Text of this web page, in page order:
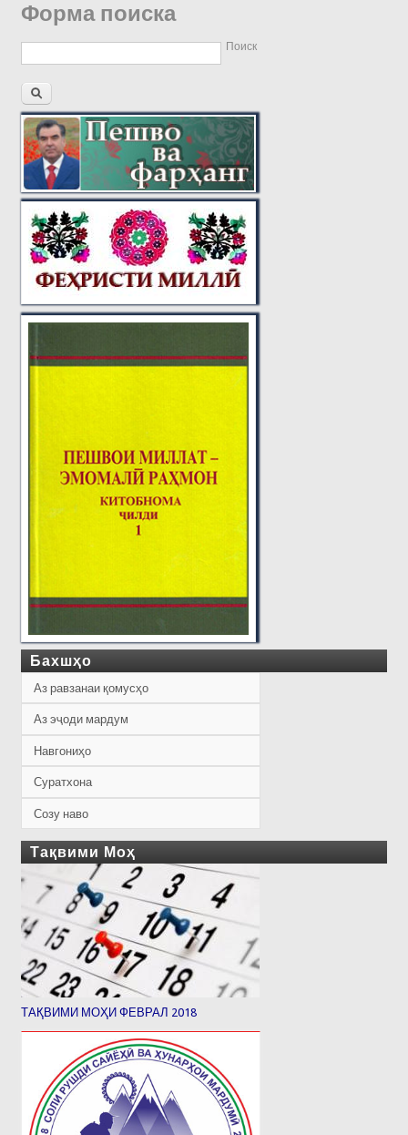
Форма поиска
Поиск
Бахшҳо
Аз равзанаи қомусҳо
Аз эҷоди мардум
Навгониҳо
Суратхона
Созу наво
Тақвими Моҳ
ТАҚВИМИ МОҲИ ФЕВРАЛ 2018